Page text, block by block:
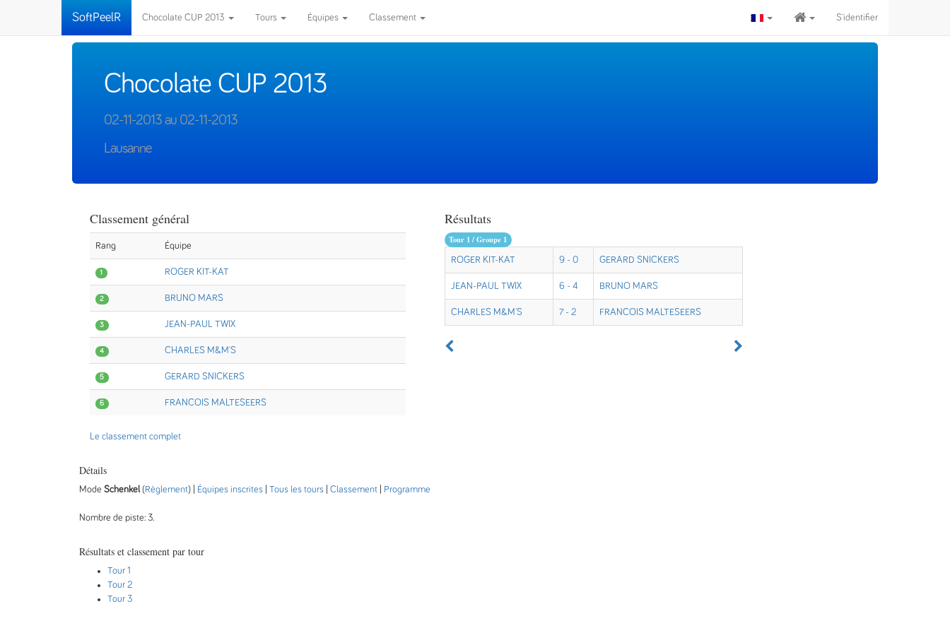
SoftPeelR Chocolate CUP 2013 Tours Équipes Classement S'identifier
Chocolate CUP 2013
02-11-2013 au 02-11-2013
Lausanne
Classement général
Rang Équipe
1 ROGER KIT-KAT
2 BRUNO MARS
3 JEAN-PAUL TWIX
4 CHARLES M&M'S
5 GERARD SNICKERS
6 FRANCOIS MALTESEERS
Le classement complet
Résultats
Tour 1 / Groupe 1
ROGER KIT-KAT 9 - 0 GERARD SNICKERS
JEAN-PAUL TWIX 6 - 4 BRUNO MARS
CHARLES M&M'S 7 - 2 FRANCOIS MALTESEERS
Détails
Mode Schenkel(Règlement) | Équipes inscrites Tous les tours Classement Programme
Nombre de piste: 3.
Résultats et classement par tour
Tour 1
Tour 2
Tour 3